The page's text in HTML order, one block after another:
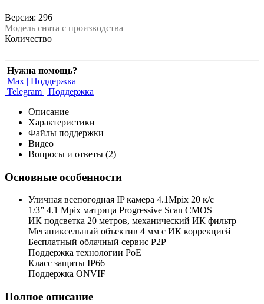
Версия: 296
Модель снята с производства
Количество
Нужна помощь?
Max | Поддержка
Telegram | Поддержка
Описание
Характеристики
Файлы поддержки
Видео
Вопросы и ответы (2)
Основные особенности
Уличная всепогодная IP камера 4.1Mpix 20 к/с
1/3” 4.1 Mpix матрица Progressive Scan CMOS
ИК подсветка 20 метров, механический ИК фильтр
Мегапиксельный объектив 4 мм c ИК коррекцией
Бесплатный облачный сервис P2P
Поддержка технологии PoE
Класс защиты IP66
Поддержка ONVIF
Полное описание